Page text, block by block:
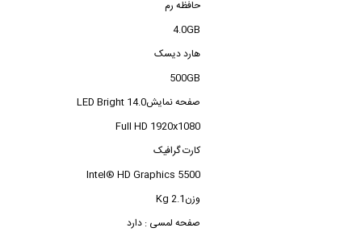
حافظه رم
4.0GB
هارد دیسک
500GB
صفحه نمایش14.0 LED Bright
Full HD 1920x1080
کارت گرافیک
Intel® HD Graphics 5500
وزن2.1 Kg
صفحه لمسی : دارد